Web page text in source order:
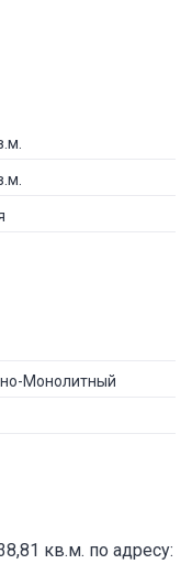
Монолитный
кв.м. по адресу: